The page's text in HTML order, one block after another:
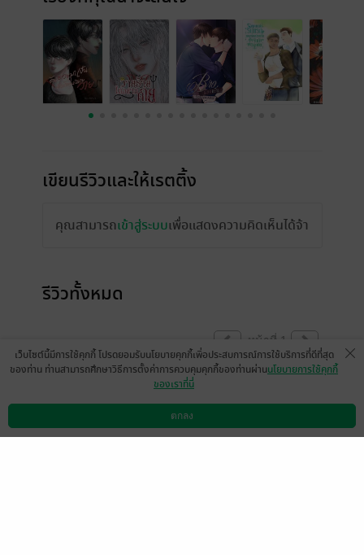
เขียนรีวิวและให้เรตติ้ง
คุณสามารถเข้าสู่ระบบเพื่อแสดงความคิดเห็นได้จ้า
รีวิวทั้งหมด
หน้าที่ 1
ดาวน์โหลดแอป วิธีการใช้งาน ติดต่อเรา
เว็บไซต์นี้มีการใช้คุกกี้ โปรดยอมรับนโยบายคุกกี้เพื่อประสบการณ์การใช้บริการที่ดีที่สุด
ของท่าน ท่านสามารถศึกษาวิธีการตั้งค่าการควบคุมคุกกี้ของท่านผ่านนโยบายการใช้คุกกี้
ของเราที่นี่
ตกลง